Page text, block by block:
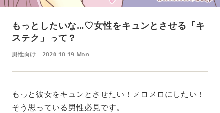
もっとしたいな…♡女性をキュンとさせる「キ
ステク」って？
男性向け 2020.10.19 Mon
もっと彼女をキュンとさせたい！メロメロにしたい！
そう思っている男性必見です。